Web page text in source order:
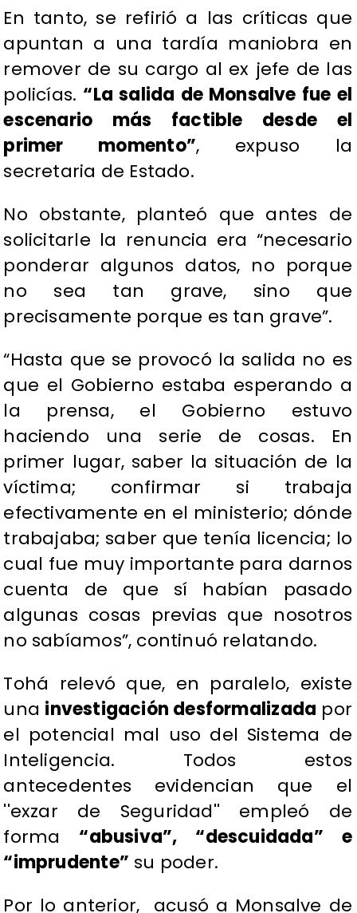
En tanto, se refirió a las críticas que
apuntan a una tardía maniobra en
remover de su cargo al ex jefe de las
policías. “La salida de Monsalve fue el
escenario más factible desde el
primer momento”, expuso la
secretaria de Estado.
No obstante, planteó que antes de
solicitarle la renuncia era “necesario
ponderar algunos datos, no porque
no sea tan grave, sino que
precisamente porque es tan grave”.
“Hasta que se provocó la salida no es
que el Gobierno estaba esperando a
la prensa, el Gobierno estuvo
haciendo una serie de cosas. En
primer lugar, saber la situación de la
víctima; confirmar si trabaja
efectivamente en el ministerio; dónde
trabajaba; saber que tenía licencia; lo
cual fue muy importante para darnos
cuenta de que sí habían pasado
algunas cosas previas que nosotros
no sabíamos”, continuó relatando.
​Tohá relevó que, en paralelo, existe
una investigación desformalizada por
el potencial mal uso del Sistema de
Inteligencia. Todos estos
antecedentes evidencian que el
''exzar de Seguridad'' empleó de
forma “abusiva”, “descuidada” e
“imprudente” su poder.
Por lo anterior, acusó a Monsalve de